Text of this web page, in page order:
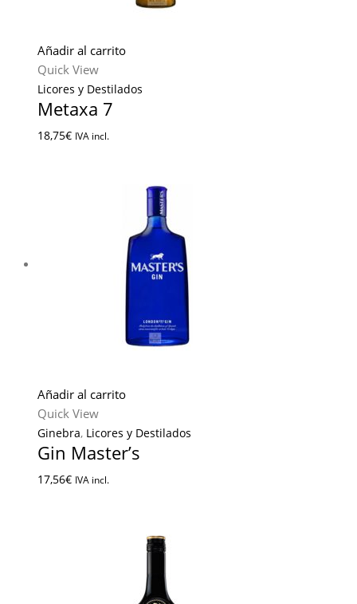
Añadir al carrito
Quick View
Licores y Destilados
Metaxa 7
18,75€ IVA incl.
Añadir al carrito
Quick View
Ginebra, Licores y Destilados
Gin Master’s
17,56€ IVA incl.